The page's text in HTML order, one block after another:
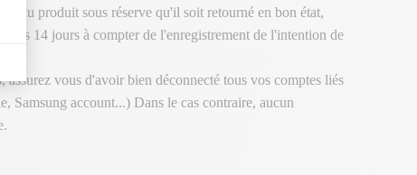
du produit sous réserve qu'il soit retourné en bon état,
14 jours à compter de l'enregistrement de l'intention de
assurez vous d'avoir bien déconnecté tous vos comptes liés
Samsung account...) Dans le cas contraire, aucun